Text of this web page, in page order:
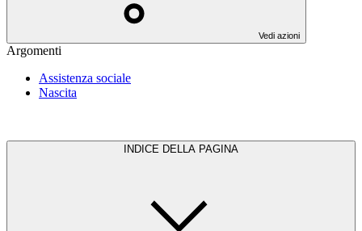
Vedi azioni
Argomenti
Assistenza sociale
Nascita
INDICE DELLA PAGINA